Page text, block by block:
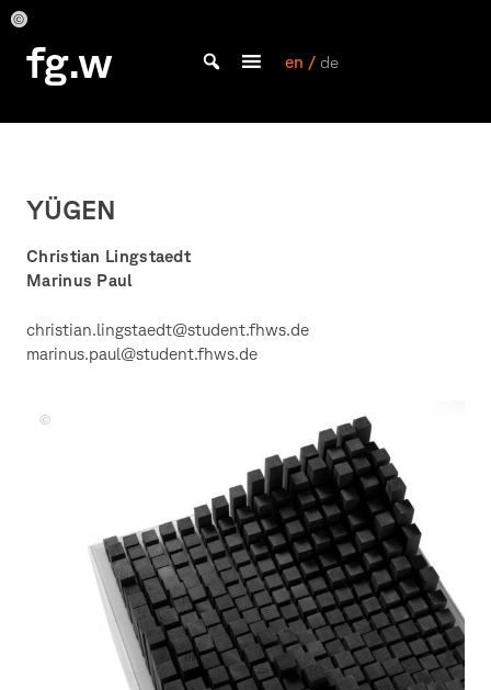
Skip
content
fg.w
Bachelor Kommunikationsdesign und Master Design & Information studieren
en / de
YÜGEN
Christian Lingstaedt
Marinus Paul
christian.lingstaedt@student.fhws.de
marinus.paul@student.fhws.de
und
und
und
und
und